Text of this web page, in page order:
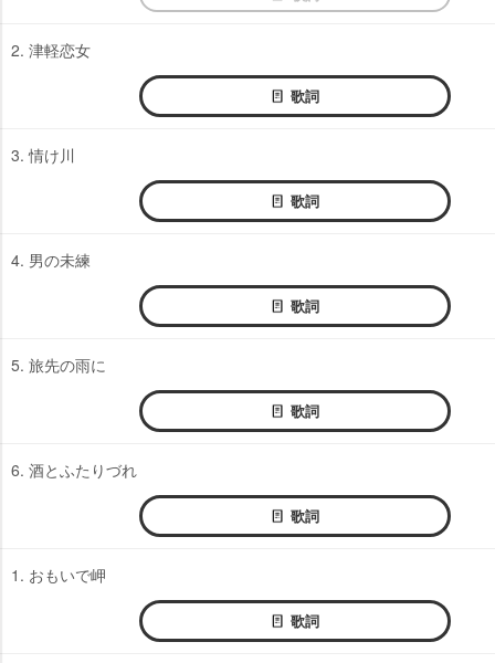
2. 津軽恋女
歌詞
3. 情け川
歌詞
4. 男の未練
歌詞
5. 旅先の雨に
歌詞
6. 酒とふたりづれ
歌詞
1. おもいで岬
歌詞